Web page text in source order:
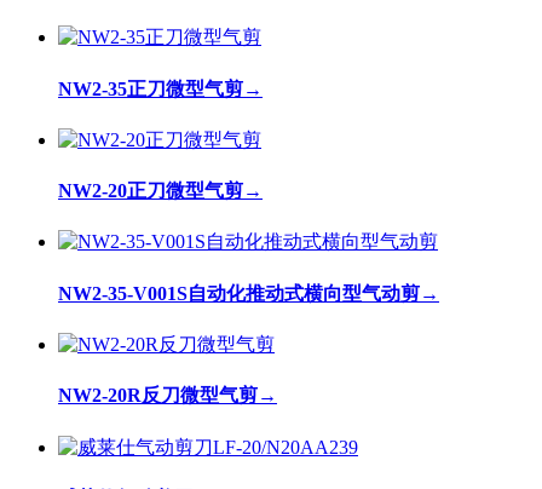
NW2-35正刀微型气剪→
NW2-20正刀微型气剪→
NW2-35-V001S自动化推动式横向型气动剪→
NW2-20R反刀微型气剪→